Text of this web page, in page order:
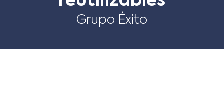
Grupo Éxito